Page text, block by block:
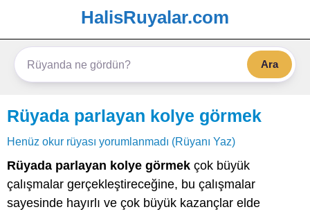
HalisRuyalar.com
Ara
Rüyada parlayan kolye görmek
Henüz okur rüyası yorumlanmadı (Rüyanı Yaz)
Rüyada parlayan kolye görmek çok büyük
çalışmalar gerçekleştireceğine, bu çalışmalar
sayesinde hayırlı ve çok büyük kazançlar elde